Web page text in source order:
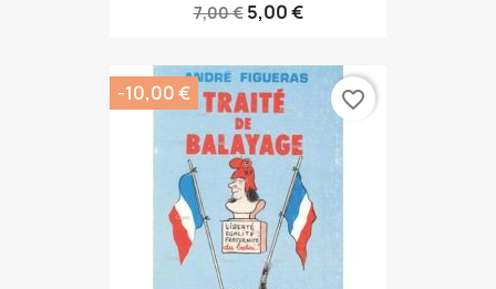
7,00 € 5,00 €
-10,00 € favorite_border